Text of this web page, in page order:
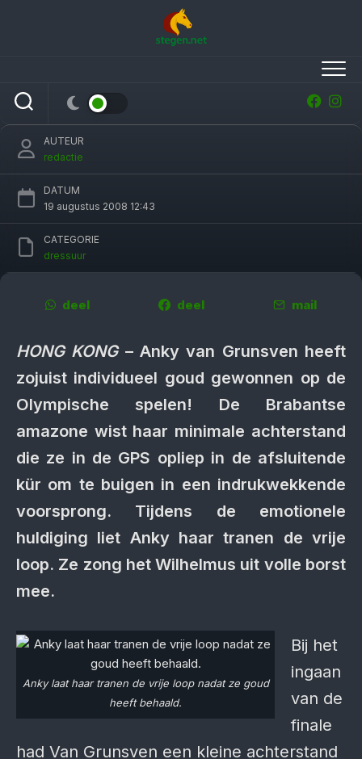
Anky heeft goud
AUTEUR
redactie
DATUM
19 augustus 2008 12:43
CATEGORIE
dressuur
deel deel mail
HONG KONG– Anky van Grunsven heeft
zojuist individueel goud gewonnen op de
Olympische spelen! De Brabantse
amazone wist haar minimale achterstand
die ze in de GPS opliep in de afsluitende
kür om te buigen in een indrukwekkende
voorsprong. Tijdens de emotionele
huldiging liet Anky haar tranen de vrije
loop. Ze zong het Wilhelmus uit volle borst
mee.
Anky laat haar tranen de vrije loop nadat ze goud
heeft behaald.
Bij het
ingaan
van de
finale
had Van Grunsven een kleine achterstand